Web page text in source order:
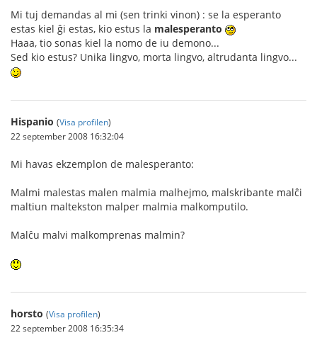
Mi tuj demandas al mi (sen trinki vinon) : se la esperanto
estas kiel ĝi estas, kio estus la malesperanto
Haaa, tio sonas kiel la nomo de iu demono...
Sed kio estus? Unika lingvo, morta lingvo, altrudanta lingvo...
Hispanio (Visa profilen)
22 september 2008 16:32:04
Mi havas ekzemplon de malesperanto:
Malmi malestas malen malmia malhejmo, malskribante malĉi
maltiun maltekston malper malmia malkomputilo.
Malĉu malvi malkomprenas malmin?
horsto (Visa profilen)
22 september 2008 16:35:34